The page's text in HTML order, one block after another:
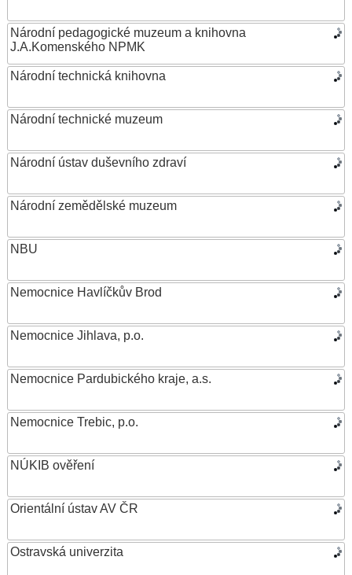
Národní pedagogické muzeum a knihovna
J.A.Komenského NPMK
Národní technická knihovna
Národní technické muzeum
Národní ústav duševního zdraví
Národní zemědělské muzeum
NBU
Nemocnice Havlíčkův Brod
Nemocnice Jihlava, p.o.
Nemocnice Pardubického kraje, a.s.
Nemocnice Trebic, p.o.
NÚKIB ověření
Orientální ústav AV ČR
Ostravská univerzita